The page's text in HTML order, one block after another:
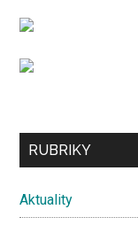
ZAHAJUJE
EVROPSKÉ
TURNÉ
V
...
Secondary
RUBRIKY
Aktuality